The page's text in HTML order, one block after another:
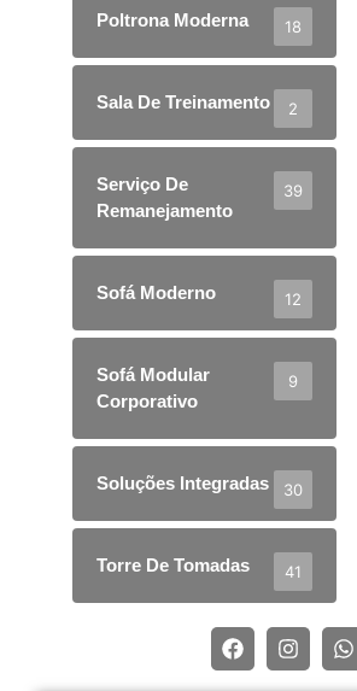
Poltrona Moderna 18
Sala De Treinamento 2
Serviço De
Remanejamento
39
Sofá Moderno 12
Sofá Modular
Corporativo
9
Soluções Integradas 30
Torre De Tomadas 41